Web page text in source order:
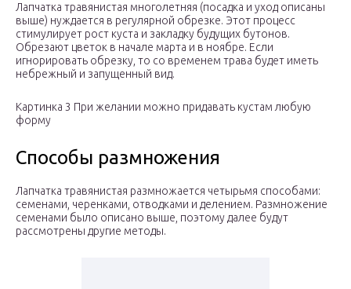
Лапчатка травянистая многолетняя (посадка и уход описаны
выше) нуждается в регулярной обрезке. Этот процесс
стимулирует рост куста и закладку будущих бутонов.
Обрезают цветок в начале марта и в ноябре. Если
игнорировать обрезку, то со временем трава будет иметь
небрежный и запущенный вид.
Картинка 3 При желании можно придавать кустам любую
форму
Способы размножения
Лапчатка травянистая размножается четырьмя способами:
семенами, черенками, отводками и делением. Размножение
семенами было описано выше, поэтому далее будут
рассмотрены другие методы.